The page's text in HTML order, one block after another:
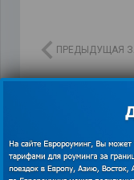
ПРЕДЫДУЩАЯ
Похожие